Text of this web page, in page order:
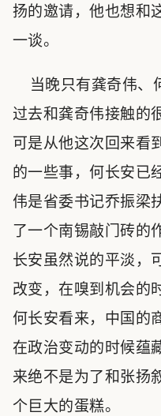
扬的邀请，他也想和
一谈。
当晚只有龚奇伟、
过去和龚奇伟接触的
可是从他这次回来看
的一些事，何长安已
伟是省委书记乔振梁
了一个南锡敲门砖的
长安虽然说的平淡，
改变，在嗅到机会的
何长安看来，中国的
在政治变动的时候蕴
来绝不是为了和张扬
个巨大的蛋糕。